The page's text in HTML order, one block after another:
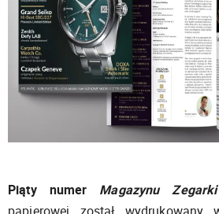
Piąty numer Magazynu